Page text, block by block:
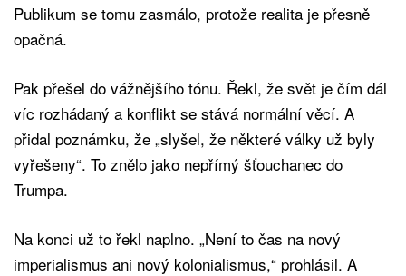
Publikum se tomu zasmálo, protože realita je přesně
opačná.
Pak přešel do vážnějšího tónu. Řekl, že svět je čím dál
víc rozhádaný a konflikt se stává normální věcí. A
přidal poznámku, že „slyšel, že některé války už byly
vyřešeny“. To znělo jako nepřímý šťouchanec do
Trumpa.
Na konci už to řekl naplno. „Není to čas na nový
imperialismus ani nový kolonialismus,“ prohlásil. A